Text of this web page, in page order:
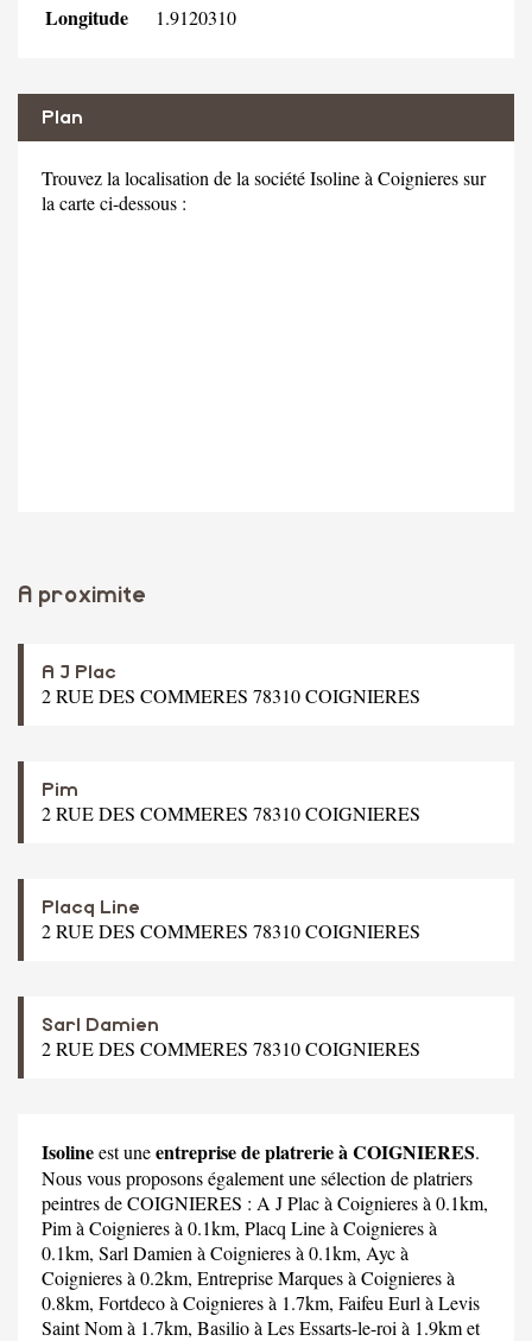
Longitude 1.9120310
Plan
Trouvez la localisation de la société Isoline à Coignieres sur
la carte ci-dessous :
A proximite
A J Plac
2 RUE DES COMMERES 78310 COIGNIERES
Pim
2 RUE DES COMMERES 78310 COIGNIERES
Placq Line
2 RUE DES COMMERES 78310 COIGNIERES
Sarl Damien
2 RUE DES COMMERES 78310 COIGNIERES
Isolineest uneentreprise de platrerie à COIGNIERES.
Nous vous proposons également une sélection de platriers
peintres de COIGNIERES : A J Placà Coignieres à 0.1km,
Pimà Coignieres à 0.1km, Placq Lineà Coignieres à
0.1km, Sarl Damien à Coignieres à 0.1km, Aycà
Coignieres à 0.2km, Entreprise Marquesà Coignieres à
0.8km, Fortdecoà Coignieres à 1.7km, Faifeu Eurl à Levis
Saint Nom à 1.7km, Basilioà Les Essarts-le-roi à 1.9km et